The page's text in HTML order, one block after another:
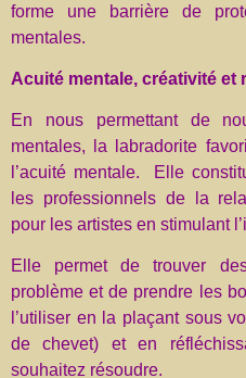
forme une barrière de
mentales.
Acuité mentale, créativité et
En nous permettant de
mentales, la labradorite
l’acuité mentale. Elle
les professionnels de la
pour les artistes en stimulant
Elle permet de trouver
problème et de prendre les
l’utiliser en la plaçant sous
de chevet) et en
souhaitez résoudre.